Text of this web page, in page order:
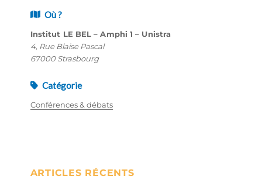
Où ?
Institut LE BEL – Amphi 1 – Unistra
4, Rue Blaise Pascal
67000 Strasbourg
Catégorie
Conférences & débats
ARTICLES RÉCENTS